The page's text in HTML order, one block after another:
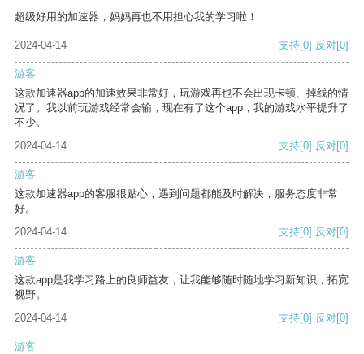
超级好用的加速器，妈妈再也不用担心我的学习啦！
2024-04-14 支持[0] 反对[0]
游客
这款加速器app的加速效果非常好，玩游戏再也不会出现卡顿、掉线的情
况了。我以前玩游戏经常会输，现在有了这个app，我的游戏水平提升了
不少。
2024-04-14
支持[0] 反对[0]
游客
这款加速器app的客服很贴心，遇到问题都能及时解决，服务态度非常
好。
2024-04-14
支持[0] 反对[0]
游客
这款app是我学习路上的良师益友，让我能够随时随地学习新知识，拓宽
视野。
2024-04-14
支持[0] 反对[0]
游客